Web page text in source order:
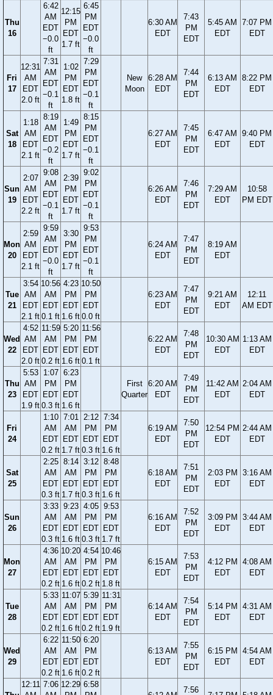
Thu
16
6:42
AM
EDT
−0.0
ft
12:15
PM
EDT
1.7 ft
6:45
PM
EDT
−0.0
ft
6:30 AM
EDT
7:43
PM
EDT
5:45 AM
EDT
7:07 PM
EDT
Fri
17
12:31
AM
EDT
2.0 ft
7:31
AM
EDT
−0.1
ft
1:02
PM
EDT
1.8 ft
7:29
PM
EDT
−0.1
ft
New
Moon
6:28 AM
EDT
7:44
PM
EDT
6:13 AM
EDT
8:22 PM
EDT
Sat
18
1:18
AM
EDT
2.1 ft
8:19
AM
EDT
−0.2
ft
1:49
PM
EDT
1.7 ft
8:15
PM
EDT
−0.1
ft
6:27 AM
EDT
7:45
PM
EDT
6:47 AM
EDT
9:40 PM
EDT
Sun
19
2:07
AM
EDT
2.2 ft
9:08
AM
EDT
−0.1
ft
2:39
PM
EDT
1.7 ft
9:02
PM
EDT
−0.1
ft
6:26 AM
EDT
7:46
PM
EDT
7:29 AM
EDT
10:58
PM EDT
Mon
20
2:59
AM
EDT
2.1 ft
9:59
AM
EDT
−0.0
ft
3:30
PM
EDT
1.7 ft
9:53
PM
EDT
−0.1
ft
6:24 AM
EDT
7:47
PM
EDT
8:19 AM
EDT
Tue
21
3:54
AM
EDT
2.1 ft
10:56
AM
EDT
0.1 ft
4:23
PM
EDT
1.6 ft
10:50
PM
EDT
0.0 ft
6:23 AM
EDT
7:47
PM
EDT
9:21 AM
EDT
12:11
AM EDT
Wed
22
4:52
AM
EDT
2.0 ft
11:59
AM
EDT
0.2 ft
5:20
PM
EDT
1.6 ft
11:56
PM
EDT
0.1 ft
6:22 AM
EDT
7:48
PM
EDT
10:30 AM
EDT
1:13 AM
EDT
Thu
23
5:53
AM
EDT
1.9 ft
1:07
PM
EDT
0.3 ft
6:23
PM
EDT
1.6 ft
First
Quarter
6:20 AM
EDT
7:49
PM
EDT
11:42 AM
EDT
2:04 AM
EDT
Fri
24
1:10
AM
EDT
0.2 ft
7:01
AM
EDT
1.7 ft
2:12
PM
EDT
0.3 ft
7:34
PM
EDT
1.6 ft
6:19 AM
EDT
7:50
PM
EDT
12:54 PM
EDT
2:44 AM
EDT
Sat
25
2:25
AM
EDT
0.3 ft
8:14
AM
EDT
1.7 ft
3:12
PM
EDT
0.3 ft
8:48
PM
EDT
1.6 ft
6:18 AM
EDT
7:51
PM
EDT
2:03 PM
EDT
3:16 AM
EDT
Sun
26
3:33
AM
EDT
0.3 ft
9:23
AM
EDT
1.6 ft
4:05
PM
EDT
0.3 ft
9:53
PM
EDT
1.7 ft
6:16 AM
EDT
7:52
PM
EDT
3:09 PM
EDT
3:44 AM
EDT
Mon
27
4:36
AM
EDT
0.2 ft
10:20
AM
EDT
1.6 ft
4:54
PM
EDT
0.2 ft
10:46
PM
EDT
1.8 ft
6:15 AM
EDT
7:53
PM
EDT
4:12 PM
EDT
4:08 AM
EDT
Tue
28
5:33
AM
EDT
0.2 ft
11:07
AM
EDT
1.6 ft
5:39
PM
EDT
0.2 ft
11:31
PM
EDT
1.9 ft
6:14 AM
EDT
7:54
PM
EDT
5:14 PM
EDT
4:31 AM
EDT
Wed
29
6:22
AM
EDT
0.2 ft
11:50
AM
EDT
1.6 ft
6:20
PM
EDT
0.2 ft
6:13 AM
EDT
7:55
PM
EDT
6:15 PM
EDT
4:54 AM
EDT
12:11 7:06 12:29 6:58
7:56